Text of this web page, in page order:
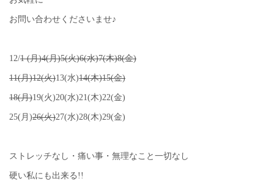
お問い合わせくださいませ♪
12/1 (月)4(月)5(火)6(水)7(木)8(金)
11(月)12(火)13(水)14(木)15(金)
18(月)19(火)20(水)21(木)22(金)
25(月)26(火)27(水)28(木)29(金)
ストレッチなし・痛い事・無理なこと一切なし
硬い私にも出来る!!